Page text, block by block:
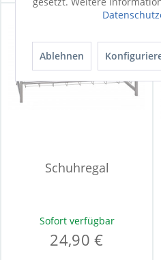
Schuhregal
Sofort verfügbar
24,90 €
Ablehnen